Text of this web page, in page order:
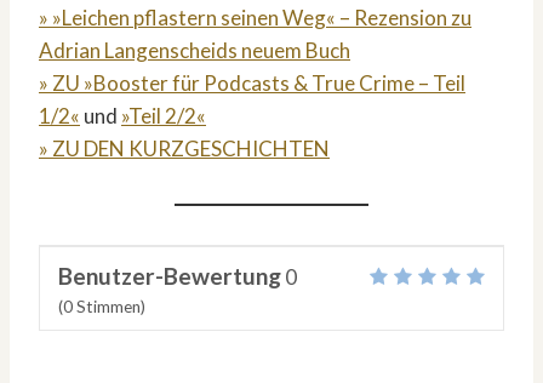
» »Leichen pflastern seinen Weg« – Rezension zu
Adrian Langenscheids neuem Buch
» ZU »Booster für Podcasts & True Crime – Teil
1/2« und »Teil 2/2«
» ZU DEN KURZGESCHICHTEN
Benutzer-Bewertung0
(0Stimmen)